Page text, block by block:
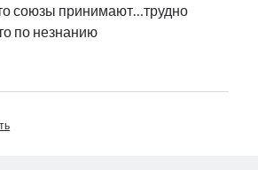
союзы принимают…трудно
по незнанию